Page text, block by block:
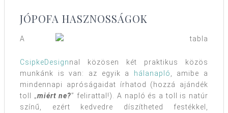
JÓPOFA HASZNOSSÁGOK
A
CsipkeDesignnal közösen két praktikus közös
munkánk is van: az egyik a
hálanapló, amibe a
mindennapi apróságaidat írhatod (hozzá ajándék
toll „miért ne?” felirattal!). A napló és a toll is natúr
színű, ezért kedvedre díszítheted festékkel,